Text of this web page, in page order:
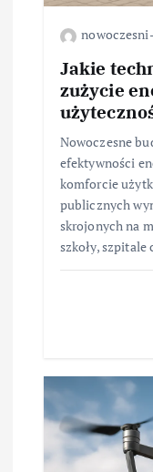
Jakie
zużycie
Nowoczesne
efektywności
komforcie
publicznych
skrojonych na
szkoły,